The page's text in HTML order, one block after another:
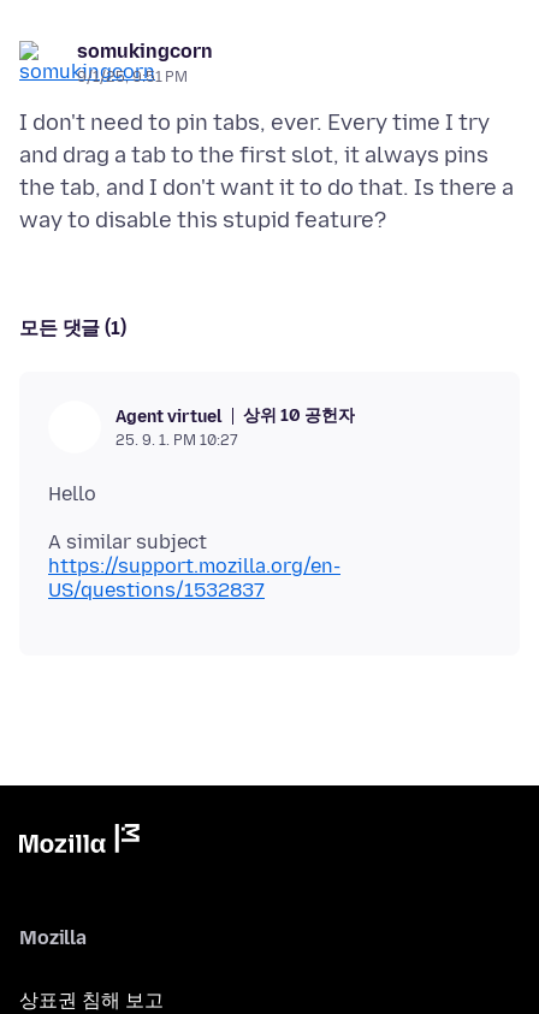
somukingcorn
9/1/25, 9:51 PM
I don't need to pin tabs, ever. Every time I try
and drag a tab to the first slot, it always pins
the tab, and I don't want it to do that. Is there a
모든 댓글 (1)
Agent virtuel 상위 10 공헌자
25. 9. 1. PM 10:27
A similar subject
https://support.mozilla.org/en-
US/questions/1532837
Mozilla
상표권 침해 보고